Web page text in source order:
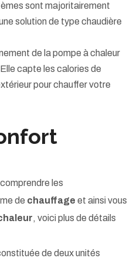
sont majoritairement
solution de type chaudière
de la pompe à chaleur
capte les calories de
pour chauffer votre
les
de chauffage et ainsi vous
, voici plus de détails
de deux unités